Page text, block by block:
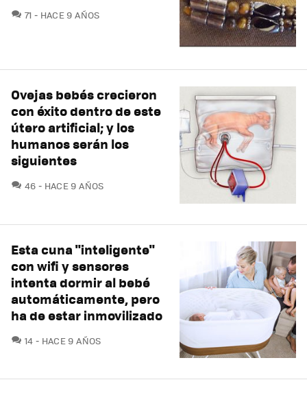
71 COMENTARIOS
HACE 9 AÑOS
Ovejas bebés crecieron
con éxito dentro de este
útero artificial; y los
humanos serán los
siguientes
46 COMENTARIOS
HACE 9 AÑOS
Esta cuna "inteligente"
con wifi y sensores
intenta dormir al bebé
automáticamente, pero
ha de estar inmovilizado
14 COMENTARIOS
HACE 9 AÑOS